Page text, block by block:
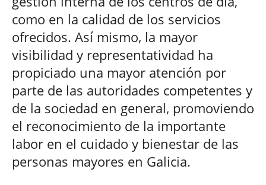
como en la calidad de los servicios
ofrecidos. Así mismo, la mayor
visibilidad y representatividad ha
propiciado una mayor atención por
parte de las autoridades competentes y
de la sociedad en general, promoviendo
el reconocimiento de la importante
labor en el cuidado y bienestar de las
personas mayores en Galicia.